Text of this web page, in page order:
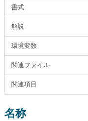
書式
解説
環境変数
関連ファイル
関連項目
名称